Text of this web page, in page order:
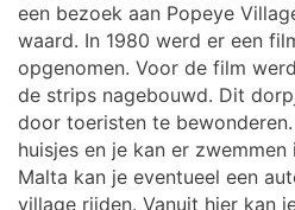
een bezoek aan Popeye
waard. In 1980 werd er een
opgenomen. Voor de film
de strips nagebouwd. Dit
door toeristen te
huisjes en je kan er
Malta kan je eventueel een
village rijden. Vanuit hier kan